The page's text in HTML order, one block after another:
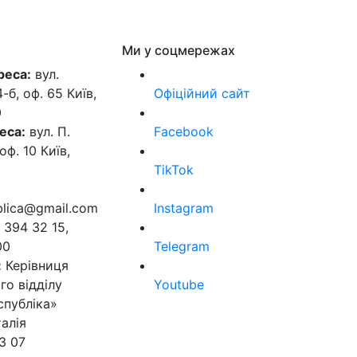
вул.
б, оф. 65 Київ,
вул. П.
10 Київ,
32 15,
Керівниця
відділу
07
Ми у соцмережах
Офіційний сайт
Facebook
TikTok
Instagram
Telegram
Youtube